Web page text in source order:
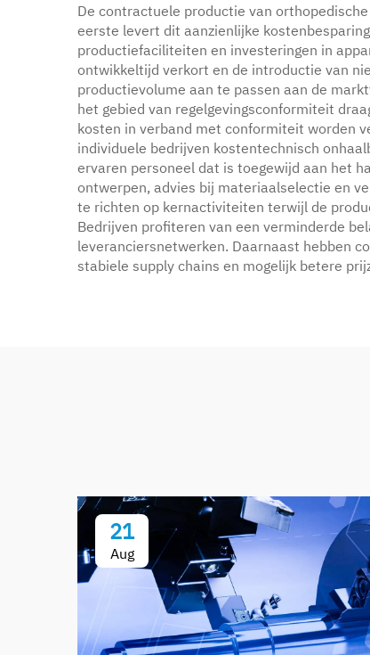
De contractuele productie van
eerste levert dit aanzienlijke
productiefaciliteiten en investeringen in
ontwikkeltijd verkort en de introductie van
productievolume aan te passen aan de
het gebied van regelgevingsconformiteit
kosten in verband met conformiteit worden
individuele bedrijven kostentechnisch
ervaren personeel dat is toegewijd aan het
ontwerpen, advies bij materiaalselectie en
te richten op kernactiviteiten terwijl de
Bedrijven profiteren van een verminderde
leveranciersnetwerken. Daarnaast hebben
stabiele supply chains en mogelijk betere
21
Aug